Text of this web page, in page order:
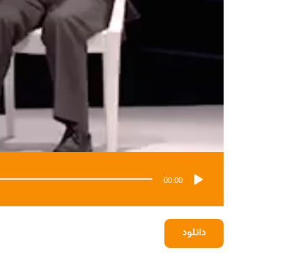
00:00
دانلود